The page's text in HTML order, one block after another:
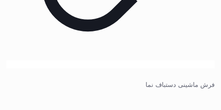
فرش ماشینی دستباف نما